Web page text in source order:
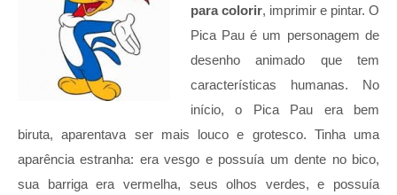
para colorir, imprimir e pintar. O
Pica Pau é um personagem de
desenho animado que tem
características humanas. No
início, o Pica Pau era bem
biruta, aparentava ser mais louco e grotesco. Tinha uma
aparência estranha: era vesgo e possuía um dente no bico,
sua barriga era vermelha, seus olhos verdes, e possuía